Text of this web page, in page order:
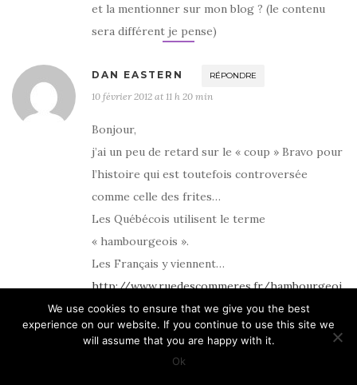
et la mentionner sur mon blog ? (le contenu
sera différent je pense)
DAN EASTERN RÉPONDRE
10 février 2012 at 11 h 20 min
Bonjour,
j’ai un peu de retard sur le « coup » Bravo pour
l’histoire qui est toutefois controversée
comme celle des frites…
Les Québécois utilisent le terme
« hambourgeois ».
Les Français y viennent…
http://www.ruedescommeres.fr/hambourgeoi
s-hamburger-paul-ashton-et-les-autres/
Quoiqu’il en soit, bravo que tout ce travail,
We use cookies to ensure that we give you the best
experience on our website. If you continue to use this site we
will assume that you are happy with it.
Ok